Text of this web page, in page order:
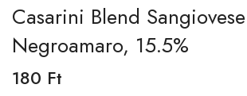
Casarini Blend Sangiovese
Negroamaro, 15.5%
180 Ft